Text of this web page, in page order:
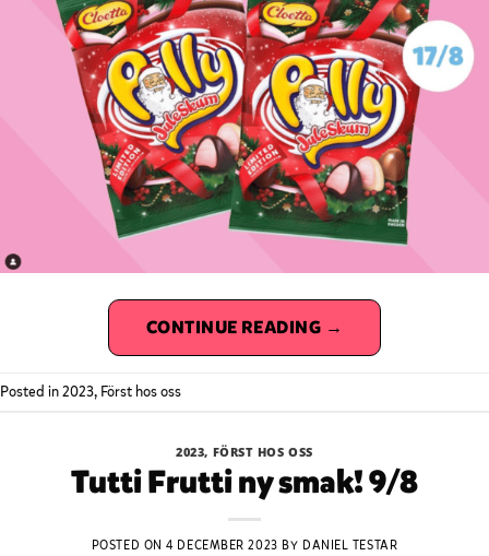
CONTINUE READING →
Posted in2023, Först hos oss
2023, FÖRST HOS OSS
Tutti Frutti ny smak! 9/8
POSTED ON4 DECEMBER 2023 BY DANIEL TESTAR